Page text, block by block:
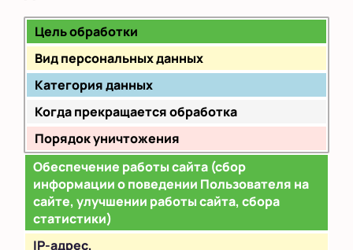
Цель обработки
Вид персональных данных
Категория данных
Когда прекращается обработка
Порядок уничтожения
Обеспечение работы сайта (сбор
информации о поведении Пользователя на
сайте, улучшении работы сайта, сбора
статистики)
IP-адрес,